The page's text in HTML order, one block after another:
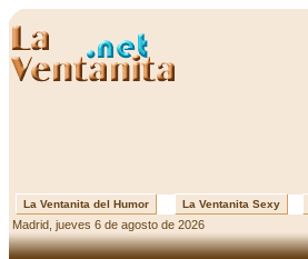
La Ventanita del Humor La Ventanita Sexy
Madrid, jueves 6 de agosto de 2026